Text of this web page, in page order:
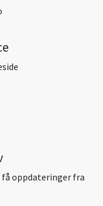
få oppdateringer fra